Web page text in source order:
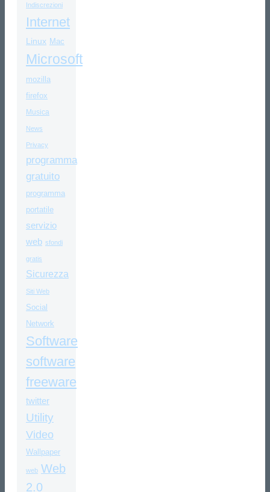
Indiscrezioni
Internet
Linux Mac
Microsoft
mozilla
firefox
Musica
News
Privacy
programma
gratuito
programma
portatile
servizio
web sfondi
gratis
Sicurezza
Siti Web
Social
Network
Software
software
freeware
twitter
Utility
Video
Wallpaper
web Web
2.0